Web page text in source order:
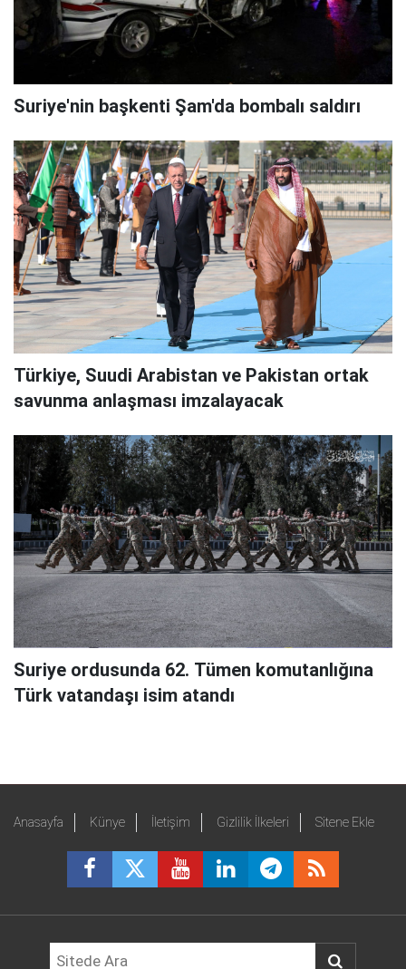
Suriye'nin başkenti Şam'da bombalı saldırı
Türkiye, Suudi Arabistan ve Pakistan ortak
savunma anlaşması imzalayacak
Suriye ordusunda 62. Tümen komutanlığına
Türk vatandaşı isim atandı
Anasayfa Künye İletişim Gizlilik İlkeleri Sitene Ekle